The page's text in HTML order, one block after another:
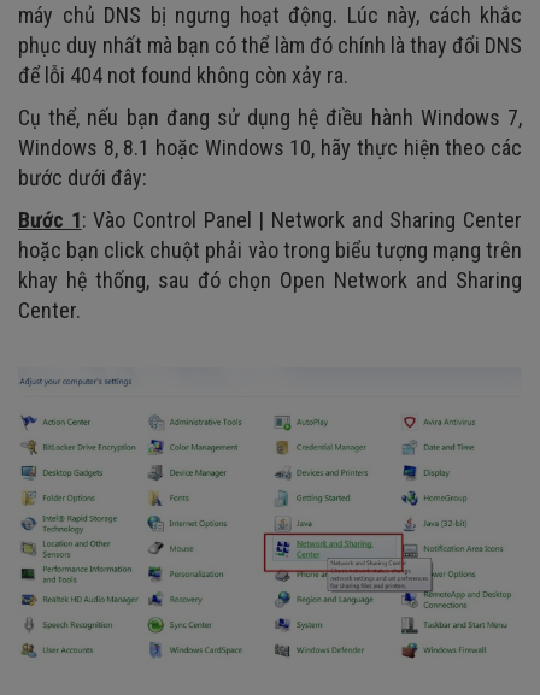
máy chủ DNS bị ngưng hoạt động. Lúc này, cách khắc
phục duy nhất mà bạn có thể làm đó chính là thay đổi DNS
để lỗi 404 not found không còn xảy ra.
Cụ thể, nếu bạn đang sử dụng hệ điều hành Windows 7,
Windows 8, 8.1 hoặc Windows 10, hãy thực hiện theo các
bước dưới đây:
Bước 1: Vào Control Panel | Network and Sharing Center
hoặc bạn click chuột phải vào trong biểu tượng mạng trên
khay hệ thống, sau đó chọn Open Network and Sharing
Center.